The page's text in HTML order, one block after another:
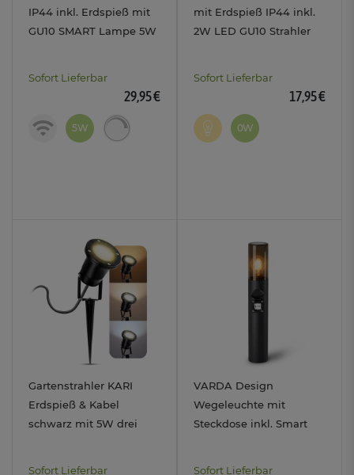
IP44 inkl. Erdspieß mit
GU10 SMART Lampe 5W
Sofort Lieferbar
29,95 €
5W
mit Erdspieß IP44 inkl.
2W LED GU10 Strahler
Sofort Lieferbar
17,95 €
0W
Gartenstrahler KARI
Erdspieß & Kabel
schwarz mit 5W drei
Sofort Lieferbar
VARDA Design
Wegeleuchte mit
Steckdose inkl. Smart
Sofort Lieferbar